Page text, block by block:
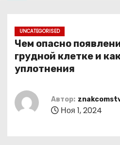
UNCATEGORISED
Чем опасно
грудной клетке и
уплотнения
Автор:
Ноя 1, 2024